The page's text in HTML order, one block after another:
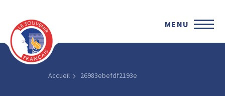
MENU
Accueil 26983ebefdf2193e